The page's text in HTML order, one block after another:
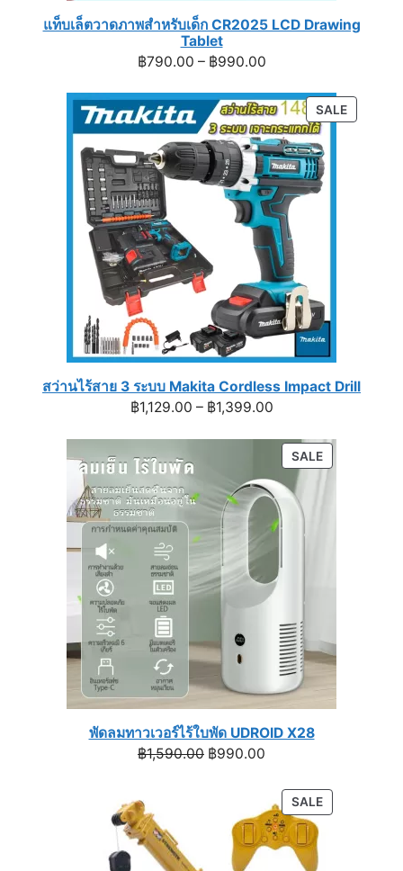
แท็บเล็ตวาดภาพสำหรับเด็ก CR2025 LCD Drawing
Tablet
฿790.00 – ฿990.00Price
฿790.00
through
฿990.00
SALE
ON
สว่านไร้สาย 3 ระบบ Makita Cordless Impact Drill
฿1,129.00 – ฿1,399.00Price
฿1,129.00
through
฿1,399.00
SALEPRODUCT
ON
พัดลมทาวเวอร์ไร้ใบพัด UDROID X28
฿1,590.00 Original
฿1,590.00.
฿990.00
฿990.00.
SALEPRODUCT
ON